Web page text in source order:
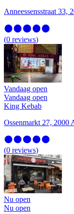
Anneessensstraat 33,
(0 reviews)
Vandaag open
Vandaag open
King Kebab
Ossenmarkt 27, 2000
(0 reviews)
Nu open
Nu open